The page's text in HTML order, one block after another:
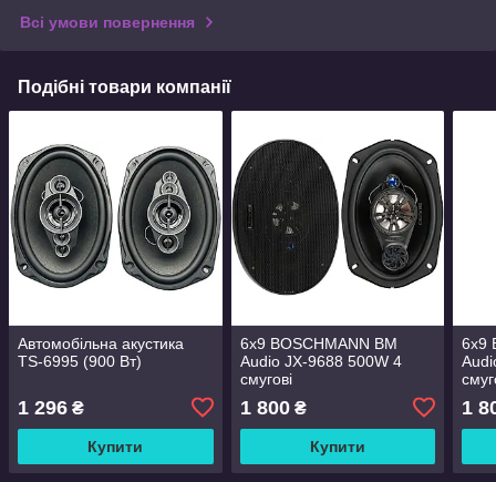
Всі умови повернення
Подібні товари компанії
Автомобільна акустика
TS-6995 (900 Вт)
1 296 ₴
Купити
6x9 BOSCHMANN BM
Audio JX-9688 500W 4
смугові
1 800₴
Купити
6x9
1